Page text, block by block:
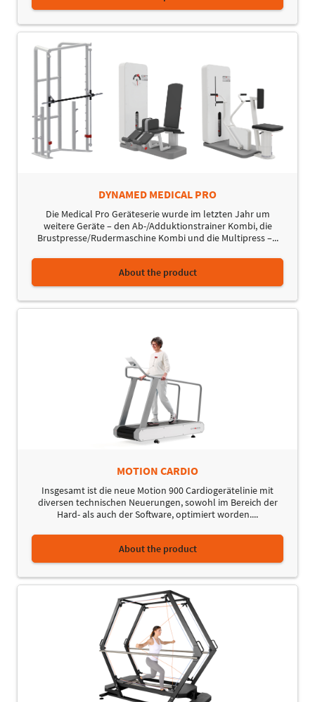
DYNAMED MEDICAL PRO
Die Medical Pro Geräteserie wurde im letzten Jahr um
weitere Geräte – den Ab-/Adduktionstrainer Kombi, die
Brustpresse/Rudermaschine Kombi und die Multipress –...
About the product
MOTION CARDIO
Insgesamt ist die neue Motion 900 Cardiogerätelinie mit
diversen technischen Neuerungen, sowohl im Bereich der
Hard- als auch der Software, optimiert worden....
About the product